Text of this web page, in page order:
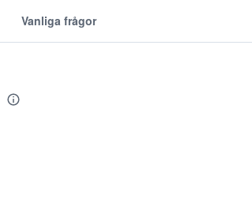
Vanliga frågor